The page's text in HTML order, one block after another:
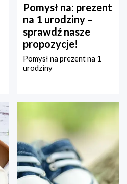
Pomysł na: prezent
na 1 urodziny –
sprawdź nasze
propozycje!
Pomysł na prezent na 1
urodziny